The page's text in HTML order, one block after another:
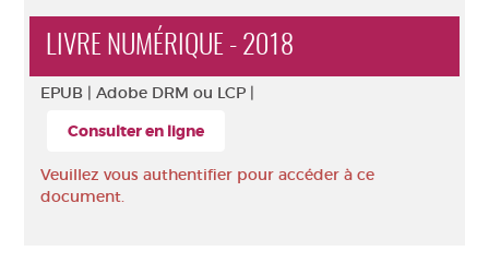
LIVRE NUMÉRIQUE - 2018
EPUB | Adobe DRM ou LCP |
Consulter en ligne
Veuillez vous authentifier pour accéder à ce
document.